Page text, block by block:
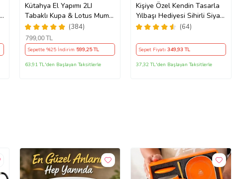
Kütahya El Yapımı 2LI
Tabaklı Kupa & Lotus Mum-
Kiraz Mevsimi (384)
799,00 TL
Sepette %25 İndirim 599,25 TL
63,91 TL'den Başlayan Taksitlerle
Kişiye Özel Kendin Tasarla
Yılbaşı Hediyesi Sihirli Siyah
Kupa Bardak Sıcakla Renk
(64)
Sepet Fiyatı349,93 TL
37,32 TL'den Başlayan Taksitlerle